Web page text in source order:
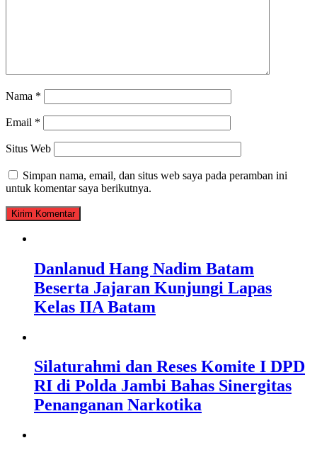
Nama *
Email *
Situs Web
Simpan nama, email, dan situs web saya pada peramban ini
untuk komentar saya berikutnya.
Danlanud Hang Nadim Batam
Beserta Jajaran Kunjungi Lapas
Kelas IIA Batam
Silaturahmi dan Reses Komite I DPD
RI di Polda Jambi Bahas Sinergitas
Penanganan Narkotika